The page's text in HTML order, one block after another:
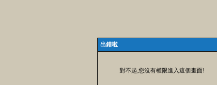
出錯啦
對不起,您沒有權限進入這個畫面!